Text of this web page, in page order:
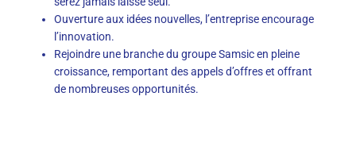
Ouverture aux idées nouvelles, l’entreprise encourage
l’innovation.
Rejoindre une branche du groupe Samsic en pleine
croissance, remportant des appels d’offres et offrant
de nombreuses opportunités.